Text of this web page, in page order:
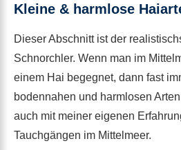
Kleine & harmlose
Dieser Abschnitt ist der
Schnorchler. Wenn man im
einem Hai begegnet, dann fast
bodennahen und harmlosen
auch mit meiner eigenen
Tauchgängen im Mittelmeer.